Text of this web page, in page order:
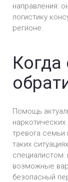
Лечение
Черкассах
Черкассах
Лечение
Черкассах
Лечение
Черкассах
Лечение
направления:
логистику
регионе.
Когда
Помощь
тревога семьи
таких
специалистом:
возможные
безопасный